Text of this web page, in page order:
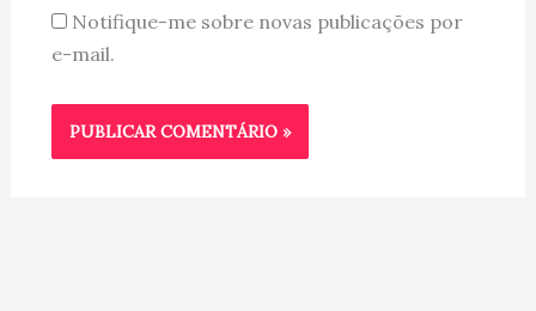
Notifique-me sobre novas publicações por
e-mail.